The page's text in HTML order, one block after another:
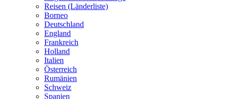
Reisen (Länderliste)
Borneo
Deutschland
England
Frankreich
Holland
Italien
Österreich
Rumänien
Schweiz
Spanien